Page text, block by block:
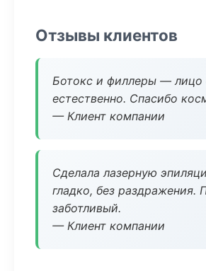
Отзывы клиентов
Ботокс и филлеры — лицо
естественно. Спасибо
— Клиент компании
Сделала лазерную
гладко, без раздражения.
заботливый.
— Клиент компании